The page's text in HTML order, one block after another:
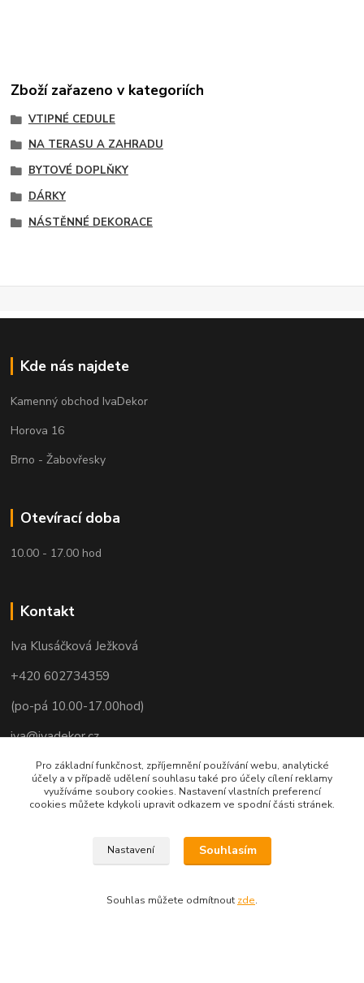
Zboží zařazeno v kategoriích
VTIPNÉ CEDULE
NA TERASU A ZAHRADU
BYTOVÉ DOPLŇKY
DÁRKY
NÁSTĚNNÉ DEKORACE
Kde nás najdete
Kamenný obchod IvaDekor
Horova 16
Brno - Žabovřesky
Otevírací doba
10.00 - 17.00 hod
Kontakt
Iva Klusáčková Ježková
+420 602734359
(po-pá 10.00-17.00hod)
iva@ivadekor.cz
Pro základní funkčnost, zpříjemnění používání webu, analytické
účely a v případě udělení souhlasu také pro účely cílení reklamy
využíváme soubory cookies. Nastavení vlastních preferencí
cookies můžete kdykoli upravit odkazem ve spodní části stránek.
Nastavení Souhlasím
Souhlas můžete odmítnout zde.